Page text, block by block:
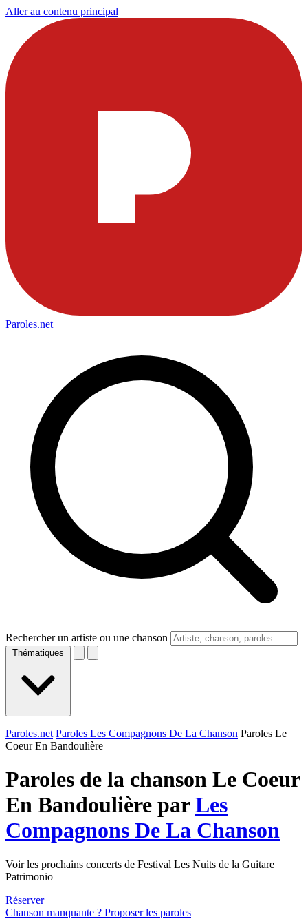
Aller au contenu principal
Paroles.net
Rechercher un artiste ou une chanson
Thématiques
Paroles.net Paroles Les Compagnons De La Chanson Paroles Le
Coeur En Bandoulière
Paroles de la chanson Le Coeur
En Bandoulière parLes
Compagnons De La Chanson
Voir les prochains concerts de Festival Les Nuits de la Guitare
Patrimonio
Réserver
Chanson manquante ? Proposer les paroles